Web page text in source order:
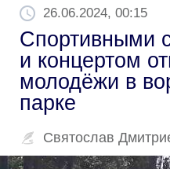
26.06.2024, 00:15
Спортивными
и концертом
молодёжи в
парке
Святослав